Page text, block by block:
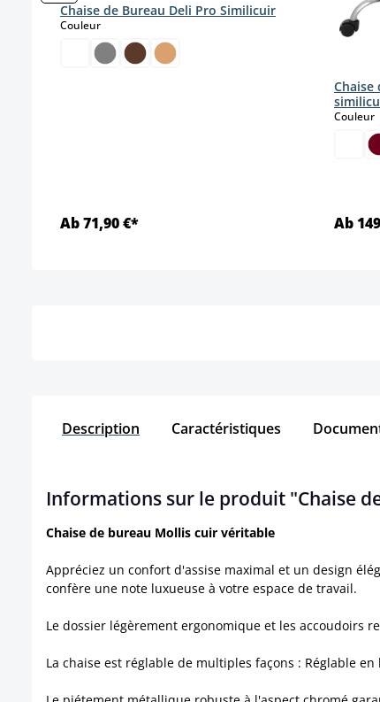
Chaise de Bureau Deli Pro Similicuir
Couleurselect
Ab 71,90 €*
Chaise
Couleur
Ab
Description Caractéristiques
Informations sur le produit "Chaise
Chaise de bureau Mollis cuir véritable
Appréciez un confort d'assise maximal et un design
confère une note luxueuse à votre espace de travail.
Le dossier légèrement ergonomique et les accoudoirs
La chaise est réglable de multiples façons : Réglable